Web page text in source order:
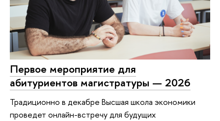
Первое мероприятие для
абитуриентов магистратуры — 2026
Традиционно в декабре Высшая школа экономики
проведет онлайн-встречу для будущих